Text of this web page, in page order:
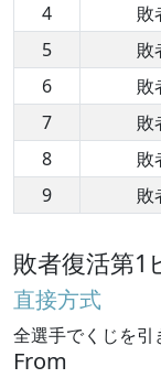
4
敗
5
敗
6
敗
7
敗
8
敗
9
敗
敗者復活第1
直接方式
全選手でくじを引
From